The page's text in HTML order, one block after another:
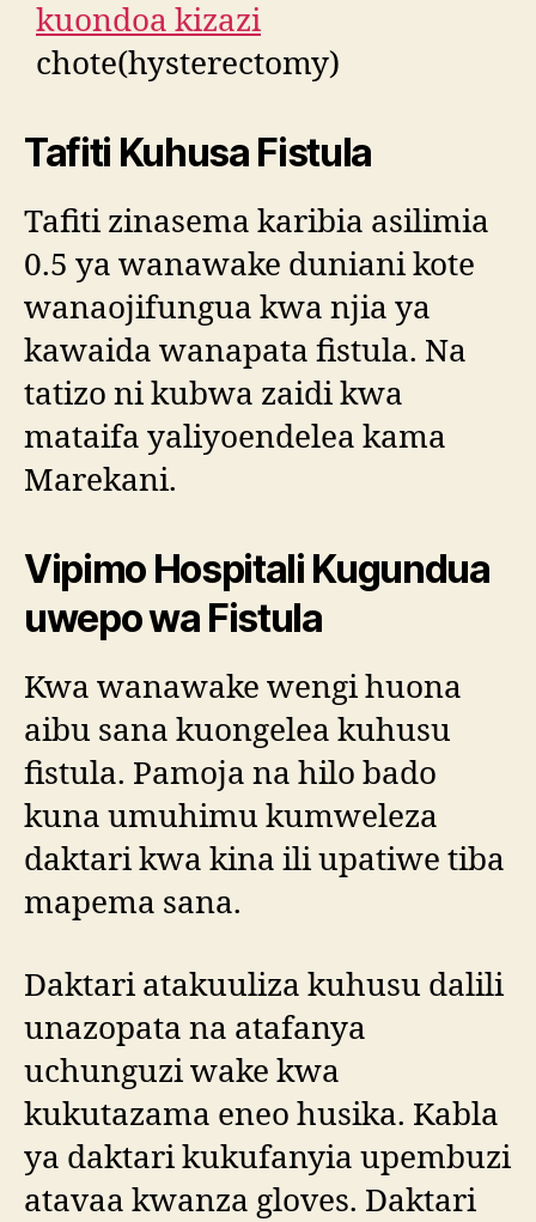
kuondoa kizazi
chote(hysterectomy)
Tafiti Kuhusa Fistula
Tafiti zinasema karibia asilimia
0.5 ya wanawake duniani kote
wanaojifungua kwa njia ya
kawaida wanapata fistula. Na
tatizo ni kubwa zaidi kwa
mataifa yaliyoendelea kama
Marekani.
Vipimo Hospitali Kugundua
uwepo wa Fistula
Kwa wanawake wengi huona
aibu sana kuongelea kuhusu
fistula. Pamoja na hilo bado
kuna umuhimu kumweleza
daktari kwa kina ili upatiwe tiba
mapema sana.
Daktari atakuuliza kuhusu dalili
unazopata na atafanya
uchunguzi wake kwa
kukutazama eneo husika. Kabla
ya daktari kukufanyia upembuzi
atavaa kwanza gloves. Daktari